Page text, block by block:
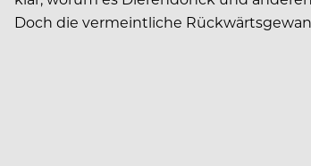
Doch die vermeintliche